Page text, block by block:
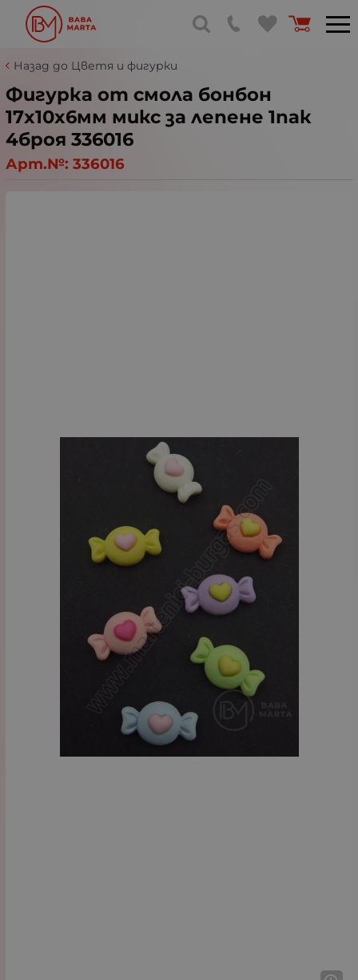
Назад до Цветя и фигурки
Фигурка от смола бонбон
17x10x6мм микс за лепене 1пак
4броя 336016
Арт.№: 336016